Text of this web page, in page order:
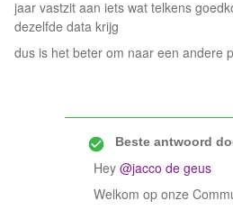
jaar vastzit aan iets wat telkens
dezelfde data krijg
dus is het beter om naar een andere
Beste antwoord
Hey @jacco de geus
Welkom op onze